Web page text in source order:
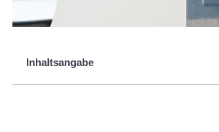
Inhaltsangabe